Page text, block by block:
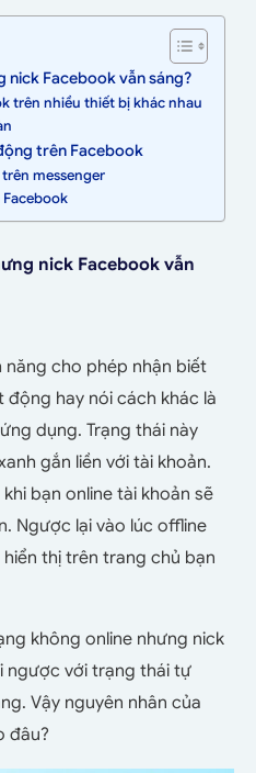
nick Facebook vẫn sáng?
trên nhiều thiết bị khác nhau
trên Facebook
messenger
nick Facebook vẫn
cho phép nhận biết
hay nói cách khác là
dụng. Trạng thái này
gắn liền với tài khoản.
bạn online tài khoản sẽ
Ngược lại vào lúc offline
thị trên trang chủ bạn
không online nhưng nick
ngược với trạng thái tự
Vậy nguyên nhân của
đâu?